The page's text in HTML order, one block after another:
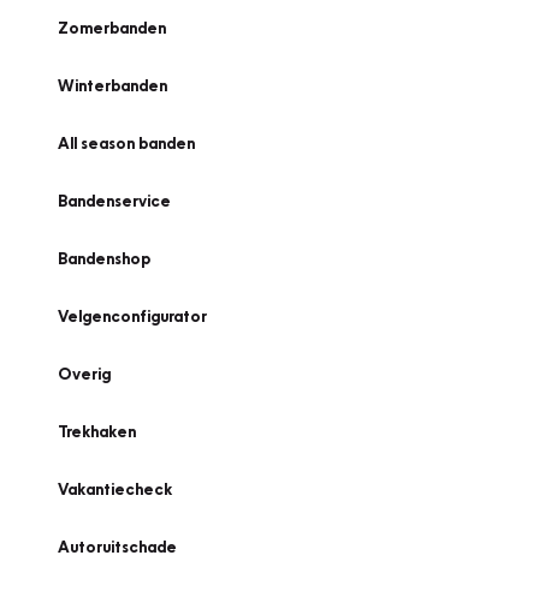
Zomerbanden
Winterbanden
All season banden
Bandenservice
Bandenshop
Velgenconfigurator
Overig
Trekhaken
Vakantiecheck
Autoruitschade